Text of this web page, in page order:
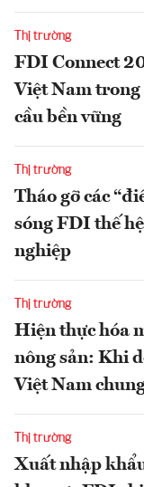
Thị trường
FDI Connect
Việt Nam trong
cầu bền vững
Thị trường
Tháo gỡ các
sóng FDI thế
nghiệp
Thị trường
Hiện thực hóa
nông sản: Khi
Việt Nam
Thị trường
Xuất nhập